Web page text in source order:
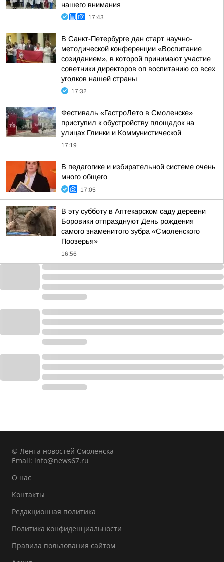
нашего внимания
17:43
В Санкт-Петербурге дан старт научно-
методической конференции «Воспитание
созиданием», в которой принимают участие
советники директоров оп воспитанию со всех
уголков нашей страны
17:32
Фестиваль «ГастроЛето в Смоленске»
приступил к обустройству площадок на
улицах Глинки и Коммунистической
17:19
В педагогике и избирательной системе очень
много общего
17:05
В эту субботу в Аптекарском саду деревни
Боровики отпразднуют День рождения
самого знаменитого зубра «Смоленского
Поозерья»
16:56
© Лента новостей Смоленска
Email: info@news67.ru
О нас
Контакты
Редакционная политика
Политика конфиденциальности
Правила пользования сайтом